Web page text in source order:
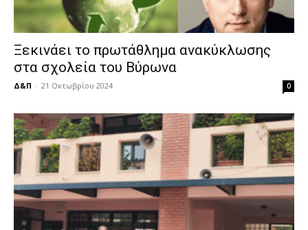
Ξεκινάει το πρωτάθλημα ανακύκλωσης
στα σχολεία του Βύρωνα
Δ&Π - 21 Οκτωβρίου 2024 0